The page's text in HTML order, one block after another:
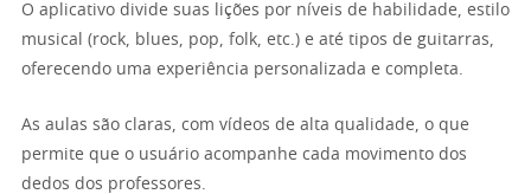
O aplicativo divide suas lições por níveis de habilidade, estilo
musical (rock, blues, pop, folk, etc.) e até tipos de guitarras,
oferecendo uma experiência personalizada e completa.
As aulas são claras, com vídeos de alta qualidade, o que
permite que o usuário acompanhe cada movimento dos
dedos dos professores.